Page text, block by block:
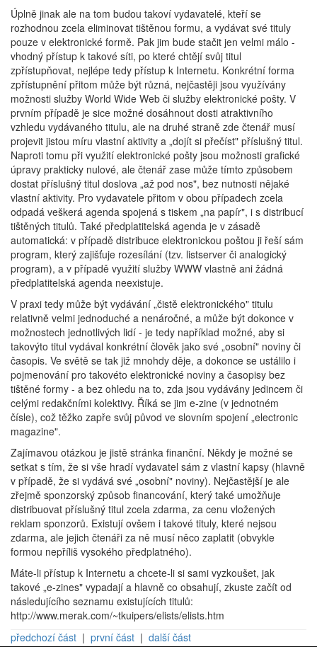
Úplně jinak ale na tom budou takoví vydavatelé, kteří se
rozhodnou zcela eliminovat tištěnou formu, a vydávat své tituly
pouze v elektronické formě. Pak jim bude stačit jen velmi málo -
vhodný přístup k takové síti, po které chtějí svůj titul
zpřístupňovat, nejlépe tedy přístup k Internetu. Konkrétní forma
zpřístupnění přitom může být různá, nejčastěji jsou využívány
možnosti služby World Wide Web či služby elektronické pošty. V
prvním případě je sice možné dosáhnout dosti atraktivního
vzhledu vydávaného titulu, ale na druhé straně zde čtenář musí
projevit jistou míru vlastní aktivity a „dojít si přečíst" příslušný titul.
Naproti tomu při využití elektronické pošty jsou možnosti grafické
úpravy prakticky nulové, ale čtenář zase může tímto způsobem
dostat příslušný titul doslova „až pod nos", bez nutnosti nějaké
vlastní aktivity. Pro vydavatele přitom v obou případech zcela
odpadá veškerá agenda spojená s tiskem „na papír", i s distribucí
tištěných titulů. Také předplatitelská agenda je v zásadě
automatická: v případě distribuce elektronickou poštou ji řeší sám
program, který zajišťuje rozesílání (tzv. listserver či analogický
program), a v případě využití služby WWW vlastně ani žádná
předplatitelská agenda neexistuje.
V praxi tedy může být vydávání „čistě elektronického" titulu
relativně velmi jednoduché a nenáročné, a může být dokonce v
možnostech jednotlivých lidí - je tedy například možné, aby si
takovýto titul vydával konkrétní člověk jako své „osobní" noviny či
časopis. Ve světě se tak již mnohdy děje, a dokonce se ustálilo i
pojmenování pro takovéto elektronické noviny a časopisy bez
tištěné formy - a bez ohledu na to, zda jsou vydávány jedincem či
celými redakčními kolektivy. Říká se jim e-zine (v jednotném
čísle), což těžko zapře svůj původ ve slovním spojení „electronic
magazine".
Zajímavou otázkou je jistě stránka finanční. Někdy je možné se
setkat s tím, že si vše hradí vydavatel sám z vlastní kapsy (hlavně
v případě, že si vydává své „osobní" noviny). Nejčastější je ale
zřejmě sponzorský způsob financování, který také umožňuje
distribuovat příslušný titul zcela zdarma, za cenu vložených
reklam sponzorů. Existují ovšem i takové tituly, které nejsou
zdarma, ale jejich čtenáři za ně musí něco zaplatit (obvykle
formou nepříliš vysokého předplatného).
Máte-li přístup k Internetu a chcete-li si sami vyzkoušet, jak
takové „e-zines" vypadají a hlavně co obsahují, zkuste začít od
následujícího seznamu existujících titulů:
http://www.merak.com/~tkuipers/elists/elists.htm
předchozí část | první část | další část